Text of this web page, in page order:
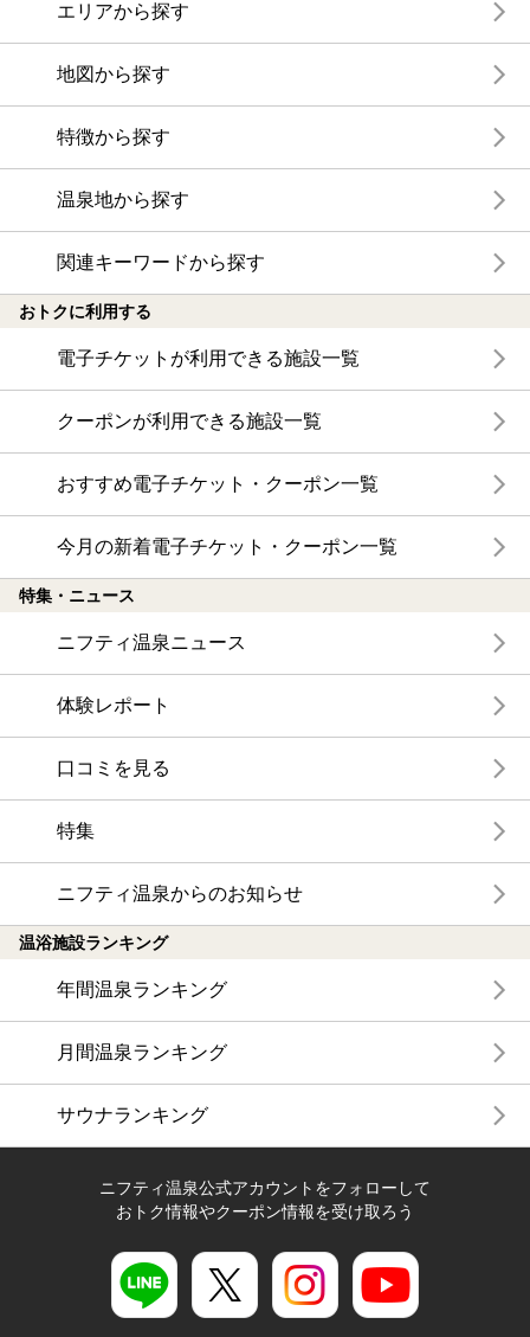
エリアから探す
地図から探す
特徴から探す
温泉地から探す
関連キーワードから探す
おトクに利用する
電子チケットが利用できる施設一覧
クーポンが利用できる施設一覧
おすすめ電子チケット・クーポン一覧
今月の新着電子チケット・クーポン一覧
特集・ニュース
ニフティ温泉ニュース
体験レポート
口コミを見る
特集
ニフティ温泉からのお知らせ
温浴施設ランキング
年間温泉ランキング
月間温泉ランキング
サウナランキング
ニフティ温泉公式アカウントをフォローして
おトク情報やクーポン情報を受け取ろう